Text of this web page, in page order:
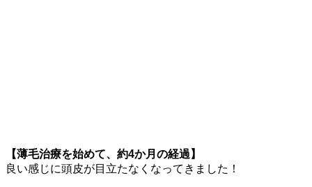
【薄毛治療を始めて、約4か月の経過】
良い感じに頭皮が目立たなくなってきました！